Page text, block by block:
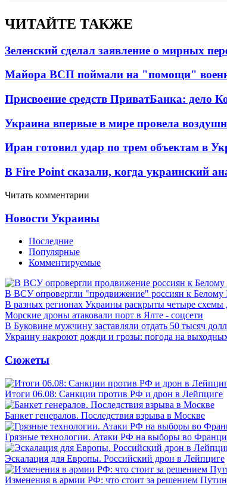
ЧИТАЙТЕ ТАКЖЕ
Зеленский сделал заявление о мирных
Майора ВСП поймали на "помощи"
Присвоение средств ПриватБанка: дело
Украина впервые в мире провела
Иран готовил удар по трем объектам в
В Fire Point сказали, когда украинский
Читать комментарии
Новости Украины
Последние
Популярные
Комментируемые
В ВСУ опровергли "продвижение" россиян к Белому
В разных регионах Украины раскрыты четыре схемы
Морские дроны атаковали порт в Ялте - соцсети
В Буковине мужчину заставляли отдать 50 тысяч
Украину накроют дожди и грозы: погода на
Сюжеты
Итоги 06.08: Санкции против РФ и дрон в Лейпциге
Банкет генералов. Последствия взрыва в Москве
Грязные технологии. Атаки РФ на выборы во
Эскалация для Европы. Российский дрон в Лейпциге
Изменения в армии РФ: что стоит за решением